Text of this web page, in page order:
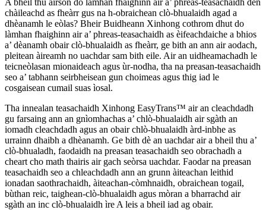
chàileachd as fheàrr gus na h-obraichean clò-bhualaidh agad a
dhèanamh le eòlas? Bheir Buidheann Xinhong cothrom dhut do
làmhan fhaighinn air a’ phreas-teasachaidh as èifeachdaiche a bhios
a’ dèanamh obair clò-bhualaidh as fheàrr, ge bith an ann air aodach,
pleitean àireamh no uachdar sam bith eile. Air an uidheamachadh le
teicneòlasan mionaideach agus ùr-nodha, tha na preasan-teasachaidh
seo a’ tabhann seirbheisean gun choimeas agus thig iad le
cosgaisean cumail suas ìosal.
Tha innealan teasachaidh Xinhong EasyTrans™ air an cleachdadh
gu farsaing ann an gnìomhachas a’ chlò-bhualaidh air sgàth an
iomadh cleachdadh agus an obair chlò-bhualaidh àrd-inbhe as
urrainn dhaibh a dhèanamh. Ge bith dè an uachdar air a bheil thu a’
clò-bhualadh, faodaidh na preasan teasachaidh seo obrachadh a
cheart cho math thairis air gach seòrsa uachdar. Faodar na preasan
teasachaidh seo a chleachdadh ann an grunn àiteachan leithid
ionadan saothrachaidh, àiteachan-còmhnaidh, obraichean togail,
bùthan reic, taighean-clò-bhualaidh agus mòran a bharrachd air
sgàth an inc clò-bhualaidh ìre A leis a bheil iad ag obair.